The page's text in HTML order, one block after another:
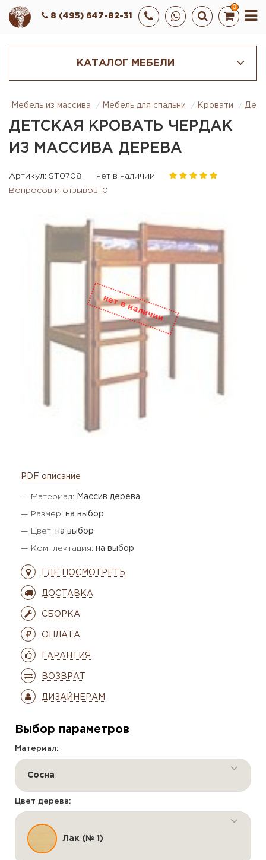
0
8 (495) 647-82-31
КАТАЛОГ МЕБЕЛИ
Мебель из массива Мебель для спальни Кровати
ДЕТСКАЯ КРОВАТЬ ЧЕРДАК
ИЗ МАССИВА ДЕРЕВА
Артикул: ST0708
нет в наличии
Вопросов и отзывов: 0
PDF описание
— Материал: Массив дерева
— Размер: на выбор
— Цвет: на выбор
— Комплектация: на выбор
ГДЕ ПОСМОТРЕТЬ
ДОСТАВКА
СБОРКА
ОПЛАТА
ГАРАНТИЯ
ВОЗВРАТ
ДИЗАЙНЕРАМ
Выбор параметров
Материал:
Сосна
Цвет дерева:
Лак (№ 1)